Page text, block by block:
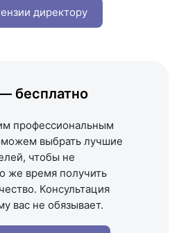
директору
бесплатно
профессиональным
выбрать лучшие
чтобы не
же время получить
Консультация
вас не обязывает.